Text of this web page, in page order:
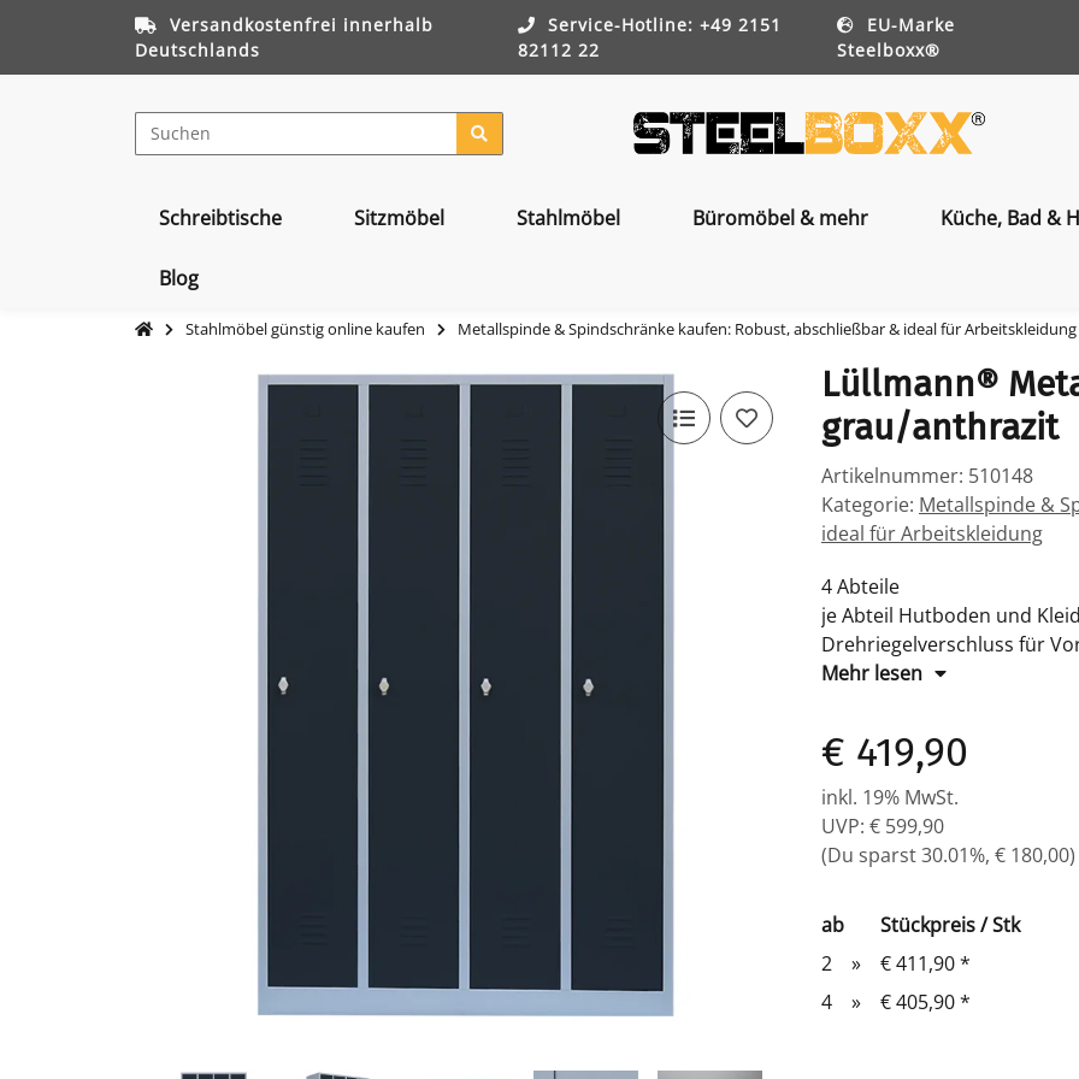
Versandkostenfrei innerhalb
Deutschlands
Service-Hotline: +49 2151
82112 22
EU-Marke
Steelboxx®
Schreibtische Sitzmöbel Stahlmöbel Büromöbel & mehr Küche, Bad &
Blog
Stahlmöbel günstig online kaufen Metallspinde & Spindschränke kaufen: Robust, abschließbar & ideal für Arbeitskleidung
Lüllmann®
grau/anthrazit
Artikelnummer: 510148
Kategorie: Metallspinde &
ideal für Arbeitskleidung
4 Abteile
je Abteil Hutboden und
Drehriegelverschluss für
Maße: H 1800 x B 1170 x T
Komplett montiert und
Mehr lesen
€ 419,90
inkl. 19% MwSt.
UVP: € 599,90
(Du sparst30.01%, € 180,00)
ab
Stückpreis / Stk
2
» € 411,90*
4
» € 405,90*